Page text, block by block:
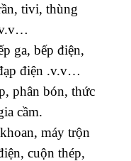
tivi, thùng
ga, bếp điện,
điện .v.v…
phân bón, thức
cầm.
máy trộn
cuộn thép,